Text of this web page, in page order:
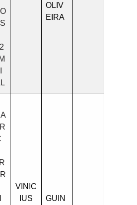
OLIV
EIRA
VINIC
IUS
GUIN